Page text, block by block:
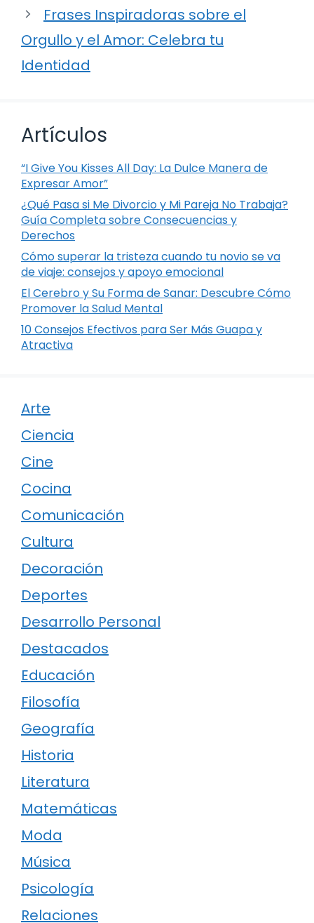
Frases Inspiradoras sobre el
Orgullo y el Amor: Celebra tu
Identidad
Artículos
“I Give You Kisses All Day: La Dulce Manera de
Expresar Amor”
¿Qué Pasa si Me Divorcio y Mi Pareja No Trabaja?
Guía Completa sobre Consecuencias y
Derechos
Cómo superar la tristeza cuando tu novio se va
de viaje: consejos y apoyo emocional
El Cerebro y Su Forma de Sanar: Descubre Cómo
Promover la Salud Mental
10 Consejos Efectivos para Ser Más Guapa y
Atractiva
Arte
Ciencia
Cine
Cocina
Comunicación
Cultura
Decoración
Deportes
Desarrollo Personal
Destacados
Educación
Filosofía
Geografía
Historia
Literatura
Matemáticas
Moda
Música
Psicología
Relaciones